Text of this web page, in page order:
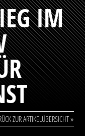
IM
ZUR ARTIKELÜBERSICHT »